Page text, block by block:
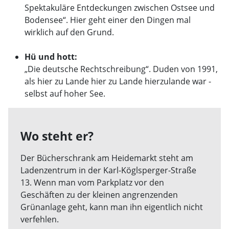
Spektakuläre Entdeckungen zwischen Ostsee und
Bodensee“. Hier geht einer den Dingen mal
wirklich auf den Grund.
Hü und hott:
„Die deutsche Rechtschreibung“. Duden von 1991,
als hier zu Lande hier zu Lande hierzulande war -
selbst auf hoher See.
Wo steht er?
Der Bücherschrank am Heidemarkt steht am
Ladenzentrum in der Karl-Köglsperger-Straße
13. Wenn man vom Parkplatz vor den
Geschäften zu der kleinen angrenzenden
Grünanlage geht, kann man ihn eigentlich nicht
verfehlen.